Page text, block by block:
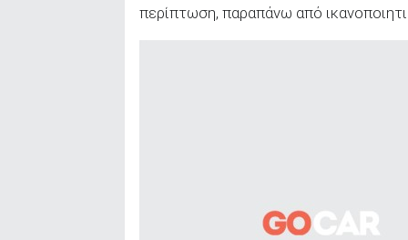
περίπτωση, παραπάνω από